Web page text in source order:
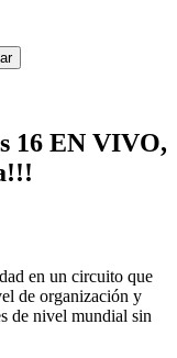
16 EN VIVO,
en un circuito que
de organización y
de nivel mundial sin